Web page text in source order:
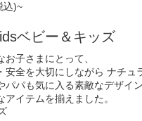
込)~
ベビー＆キッズ
子さまにとって、
安全を大切にしながら ナチュ
パパも気に入る素敵なデザイン
アイテムを揃えました。